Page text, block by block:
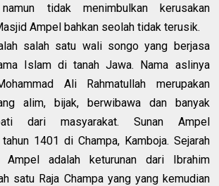
tidak menimbulkan kerusakan
Ampel bahkan seolah tidak terusik.
salah satu wali songo yang berjasa
Islam di tanah Jawa. Nama aslinya
Ali Rahmatullah merupakan
alim, bijak, berwibawa dan banyak
dari masyarakat. Sunan Ampel
1401 di Champa, Kamboja. Sejarah
Ampel adalah keturunan dari Ibrahim
satu Raja Champa yang yang kemudian